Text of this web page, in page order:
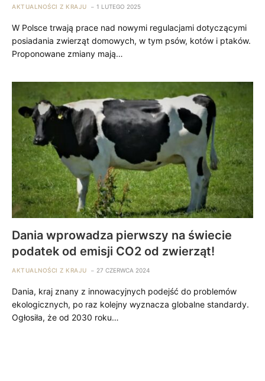
AKTUALNOŚCI Z KRAJU 1 LUTEGO 2025
W Polsce trwają prace nad nowymi regulacjami dotyczącymi
posiadania zwierząt domowych, w tym psów, kotów i ptaków.
Proponowane zmiany mają…
Dania wprowadza pierwszy na świecie
podatek od emisji CO2 od zwierząt!
AKTUALNOŚCI Z KRAJU 27 CZERWCA 2024
Dania, kraj znany z innowacyjnych podejść do problemów
ekologicznych, po raz kolejny wyznacza globalne standardy.
Ogłosiła, że od 2030 roku…